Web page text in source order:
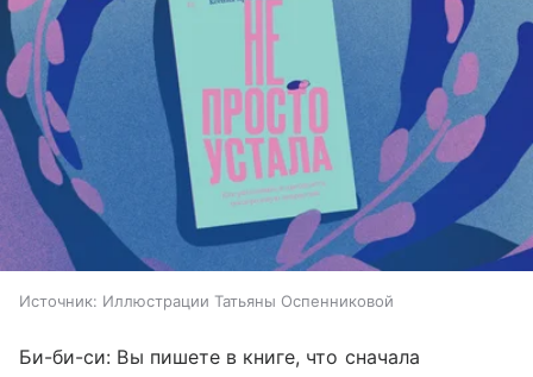
Источник: Иллюстрации Татьяны Оспенниковой
Би-би-си: Вы пишете в книге, что сначала